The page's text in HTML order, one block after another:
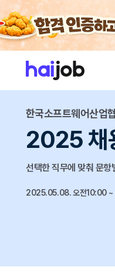
한국소프트웨어산업
2025 채
선택한 직무에 맞춰 문항
2025.05.08. 오전10:00 ~